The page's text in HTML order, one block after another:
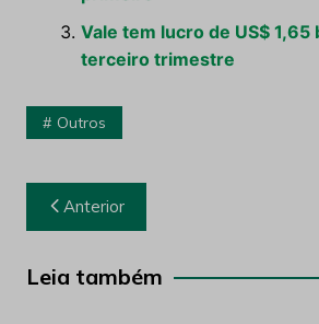
Vale tem lucro de US$ 1,65
terceiro trimestre
Outros
Navegação
de
Post
Anterior
Leia também